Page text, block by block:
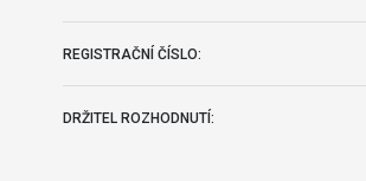
REGISTRAČNÍ ČÍSLO:
DRŽITEL ROZHODNUTÍ: